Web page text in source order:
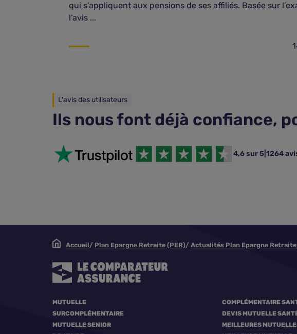
qui s’appliquent aux pensions de ses affiliés. Basée sur
l’avis ...
L'avis des utilisateurs
Ils nous font déjà confiance,
4,6 sur 5 1264
Accueil Plan Epargne Retraite (PER) Actualités Plan Epargne Retraite
MUTUELLE
SURCOMPLÉMENTAIRE
MUTUELLE SENIOR
COMPLÉMENTAIRE
DEVIS MUTUELLE
MEILLEURES